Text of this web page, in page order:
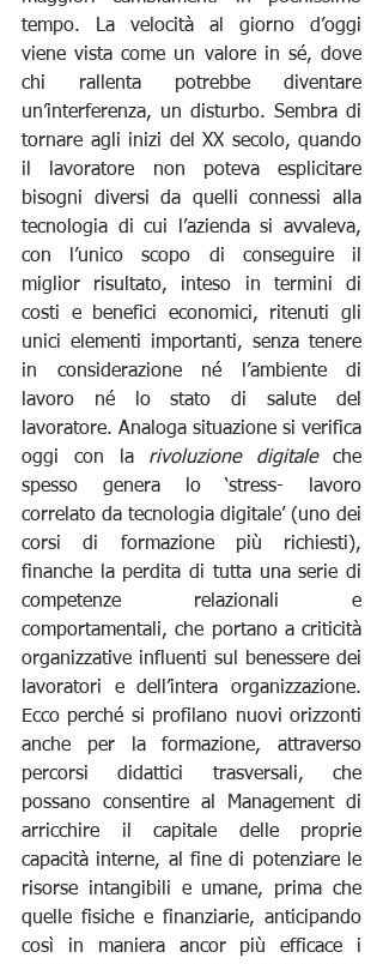
tempo. La velocità al giorno d’oggi
viene vista come un valore in sé, dove
chi rallenta potrebbe diventare
un’interferenza, un disturbo. Sembra di
tornare agli inizi del XX secolo, quando
il lavoratore non poteva esplicitare
bisogni diversi da quelli connessi alla
tecnologia di cui l’azienda si avvaleva,
con l’unico scopo di conseguire il
miglior risultato, inteso in termini di
costi e benefici economici, ritenuti gli
unici elementi importanti, senza tenere
in considerazione né l’ambiente di
lavoro né lo stato di salute del
lavoratore. Analoga situazione si verifica
oggi con la rivoluzione digitale che
spesso genera lo ‘stress- lavoro
correlato da tecnologia digitale’ (uno dei
corsi di formazione più richiesti),
finanche la perdita di tutta una serie di
competenze relazionali e
comportamentali, che portano a criticità
organizzative influenti sul benessere dei
lavoratori e dell’intera organizzazione.
Ecco perché si profilano nuovi orizzonti
anche per la formazione, attraverso
percorsi didattici trasversali, che
possano consentire al Management di
arricchire il capitale delle proprie
capacità interne, al fine di potenziare le
risorse intangibili e umane, prima che
quelle fisiche e finanziarie, anticipando
così in maniera ancor più efficace i